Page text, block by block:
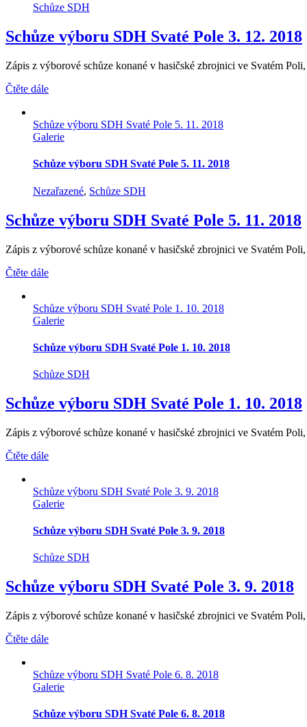
Schůze SDH
Schůze výboru SDH Svaté Pole 3. 12. 2018
Zápis z výborové schůze konané v hasičské zbrojnici ve Svatém
Čtěte dále
Schůze výboru SDH Svaté Pole 5. 11. 2018
Galerie
Schůze výboru SDH Svaté Pole 5. 11. 2018
Nezařazené, Schůze SDH
Schůze výboru SDH Svaté Pole 5. 11. 2018
Zápis z výborové schůze konané v hasičské zbrojnici ve Svatém
Čtěte dále
Schůze výboru SDH Svaté Pole 1. 10. 2018
Galerie
Schůze výboru SDH Svaté Pole 1. 10. 2018
Schůze SDH
Schůze výboru SDH Svaté Pole 1. 10. 2018
Zápis z výborové schůze konané v hasičské zbrojnici ve Svatém
Čtěte dále
Schůze výboru SDH Svaté Pole 3. 9. 2018
Galerie
Schůze výboru SDH Svaté Pole 3. 9. 2018
Schůze SDH
Schůze výboru SDH Svaté Pole 3. 9. 2018
Zápis z výborové schůze konané v hasičské zbrojnici ve Svatém
Čtěte dále
Schůze výboru SDH Svaté Pole 6. 8. 2018
Galerie
Schůze výboru SDH Svaté Pole 6. 8. 2018